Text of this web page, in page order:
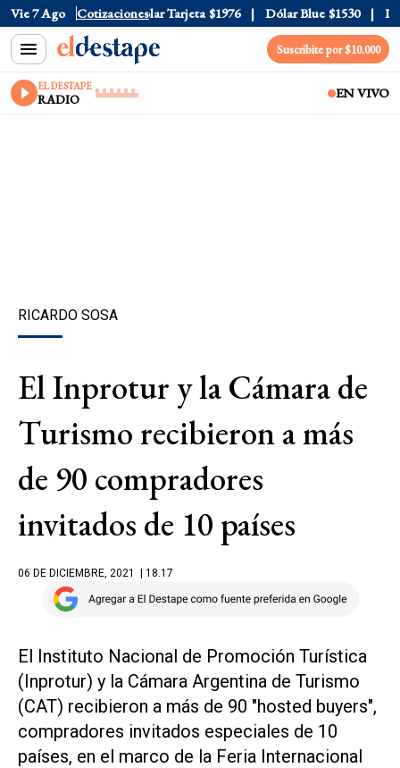
Vie 7 Ago Cotizaciones
Oficial $1520 Dólar Tarjeta $1976 Dólar Blue $1530
Suscribite por $10.000
EL DESTAPE
RADIO EN VIVO
RICARDO SOSA
El Inprotur y la Cámara de
Turismo recibieron a más
de 90 compradores
invitados de 10 países
06 DE DICIEMBRE, 2021 | 18.17
El Instituto Nacional de Promoción Turística
(Inprotur) y la Cámara Argentina de Turismo
(CAT) recibieron a más de 90 "hosted buyers",
compradores invitados especiales de 10
países, en el marco de la Feria Internacional